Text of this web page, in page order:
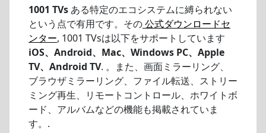
1001 TVs ある特定のエコシステムに縛られない
という点で有用です。その公式ダウンロードセ
ンター, 1001 TVsは以下をサポートしています
iOS、Android、Mac、Windows PC、Apple
TV、Android TV. 。また、画面ミラーリング、
ブラウザミラーリング、ファイル転送、ストリー
ミング再生、リモートコントロール、ホワイトボ
ード、アルバムなどの機能も掲載されていま
す。.